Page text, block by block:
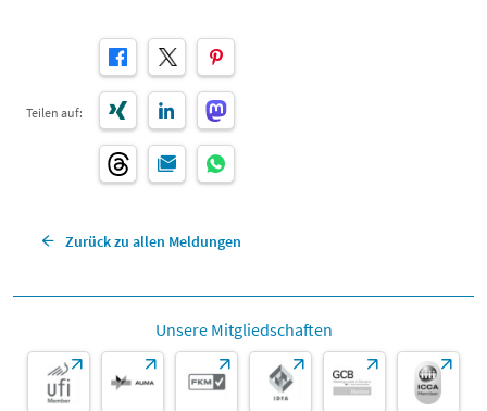
Teilen auf:
Zurück zu allen Meldungen
Unsere Mitgliedschaften